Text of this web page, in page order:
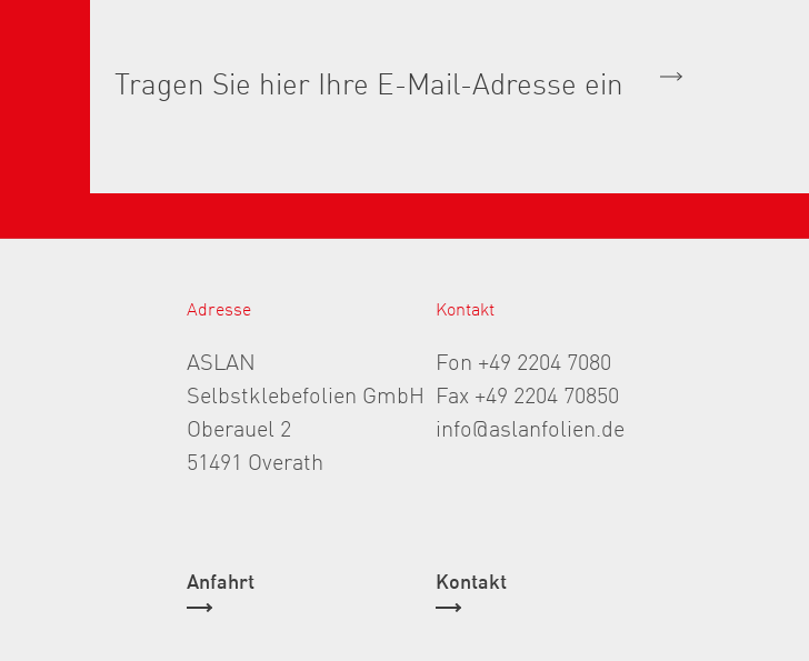
Adresse
ASLAN
Selbstklebefolien GmbH
Oberauel 2
51491 Overath
Anfahrt
Kontakt
Fon +49 2204 7080
Fax +49 2204 70850
info@aslanfolien.de
Kontakt